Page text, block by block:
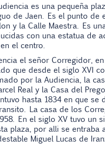
es una pequeña
de Jaen. Es el punto de
y la Calle Maestra. Es
con una estatua de
el centro.
el señor Corregidor, en
que desde el siglo XVI
por la Audiencia, la
Real y la Casa del
hasta 1834 en que se
La casa de los
En el siglo XV tuvo un
plaza, por alli se entraba
Miguel Lucas de